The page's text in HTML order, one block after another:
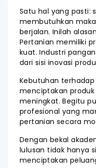
Satu hal yang pasti:
membutuhkan
berjalan. Inilah
Pertanian memiliki
kuat. Industri
dari sisi inovasi
Kebutuhan
menciptakan
meningkat. Begitu
profesional yang
pertanian secara
Dengan bekal
lulusan tidak hanya
menciptakan